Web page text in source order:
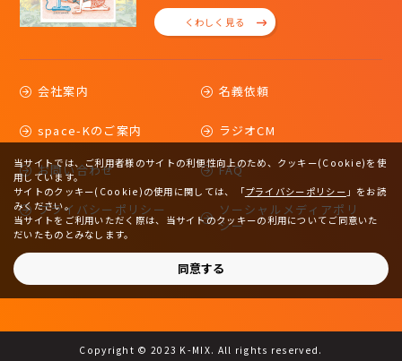
くわしく見る
会社案内 名義依頼
space-Kのご案内 ラジオCM
お問い合わせ FAQ
プライバシーポリシー
ソーシャルメディアポリ
シー
Copyright © 2023 K-MIX. All rights reserved.
当サイトでは、ご利用者様のサイトの利便性向上のため、クッキー(Cookie)を使
用しています。
サイトのクッキー(Cookie)の使用に関しては、
「プライバシーポリシー 」をお読
みください。
当サイトをご利用いただく際は、当サイトのクッキーの利用についてご同意いた
だいたものとみなします。
同意する